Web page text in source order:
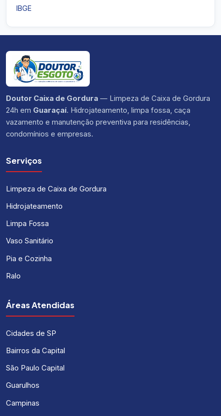
IBGE
Doutor Caixa de Gordura — Limpeza de Caixa de Gordura
24h em Guaraçaí. Hidrojateamento, limpa fossa, caça
vazamento e manutenção preventiva para residências,
condomínios e empresas.
Serviços
Limpeza de Caixa de Gordura
Hidrojateamento
Limpa Fossa
Vaso Sanitário
Pia e Cozinha
Ralo
Áreas Atendidas
Cidades de SP
Bairros da Capital
São Paulo Capital
Guarulhos
Campinas